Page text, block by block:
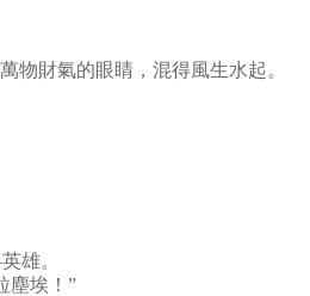
物財氣的眼睛，混得風生水起。
雄。
塵埃！”